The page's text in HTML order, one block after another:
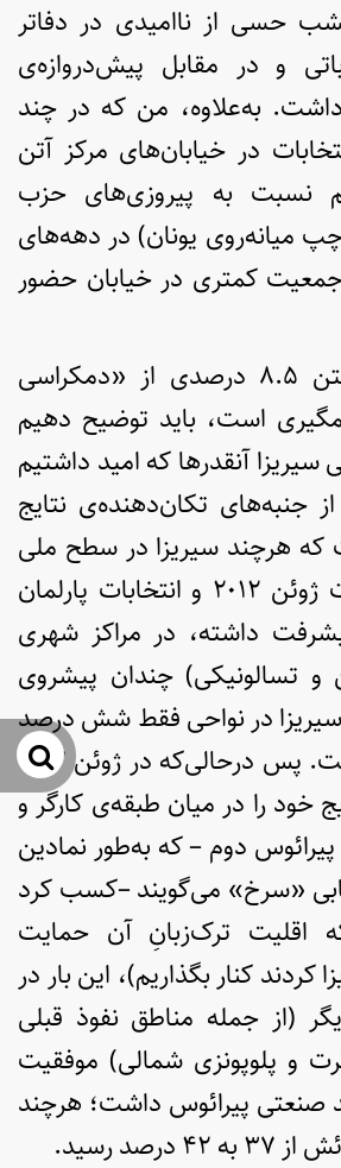
حسی از ناامیدی در دفاتر
و در مقابل پیش‌دروازه‌ی
به‌علاوه، من که در چند
در خیابان‌های مرکز آتن
نسبت به پیروزی‌های حزب
میانه‌روی یونان) در دهه‌های
جمعیت کمتری در خیابان حضور
هرچند پیشی‌جُستن ۸.۵ درصدی از «دمکراسی
است، باید توضیح دهیم
آنقدرها که امید داشتیم
جنبه‌های تکان‌دهنده‌ی نتایج
که هرچند سیریزا در سطح ملی
نسبت به انتخابات ژوئن ۲۰۱۲ و انتخابات پارلمان
پیشرفت داشته، در مراکز شهری
و تسالونیکی) چندان پیشروی
در نواحی فقط شش درصد
افزایش داشته است. پس درحالی‌که در ژوئن ۲۰۱۲
خود را در میان طبقه‌ی کارگر و
دوم – که به‌طور نمادین
«سرخ» می‌گویند –کسب کرد
اقلیت ترک‌زبانِ آن حمایت
کردند کنار بگذاریم)، این بار در
(از جمله مناطق نفوذ قبلی
و پلوپونزی شمالی) موفقیت
صنعتی پیرائوس داشت؛ هرچند
رسید.